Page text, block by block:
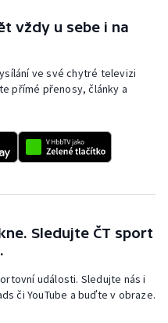
vždy u sebe i na
ve své chytré televizi
přímé přenosy, články a
Sledujte ČT sport
události. Sledujte nás i
či YouTube a buďte v obraze.